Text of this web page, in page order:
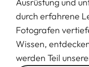
durch erfahrene
Fotografen
Wissen,
werden Teil